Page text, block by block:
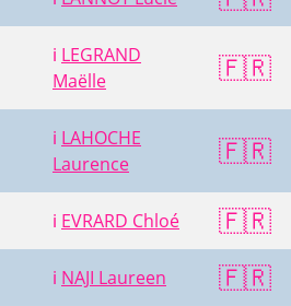
ℹ️ LEGRAND
Maëlle
🇫🇷
ℹ️ LAHOCHE
Laurence
🇫🇷
ℹ️ EVRARD Chloé 🇫🇷
ℹ️ NAJI Laureen 🇫🇷